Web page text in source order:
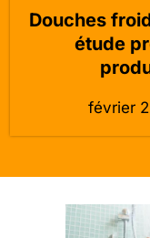
Douches
étude
février